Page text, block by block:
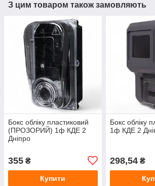
З цим товаром також замовляють
Бокс обліку пластиковий
(ПРОЗОРИЙ) 1ф КДЕ 2
Дніпро
355 ₴
Купити
Бокс обліку
1ф КДЕ 2
298,54₴